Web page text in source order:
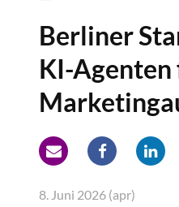
Berliner
KI-Agenten
8. Juni 2026 (apr)